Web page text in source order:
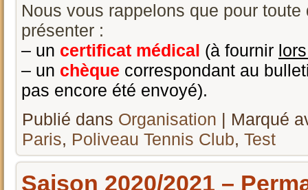
Nous vous rappelons que pour
présenter :
– un certificat médical (à fournir
– un chèque correspondant au
pas encore été envoyé).
Publié dans Organisation | Marqué
Paris, Poliveau Tennis Club, Test
Saison 2020/2021 –